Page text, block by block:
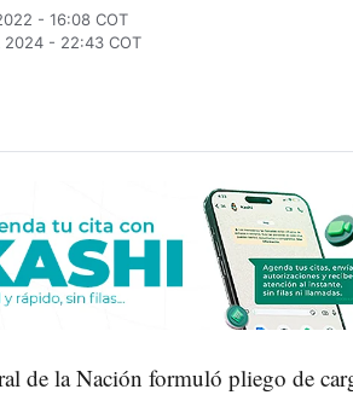
- 16:08 COT
2024 - 22:43 COT
de la Nación formuló pliego de